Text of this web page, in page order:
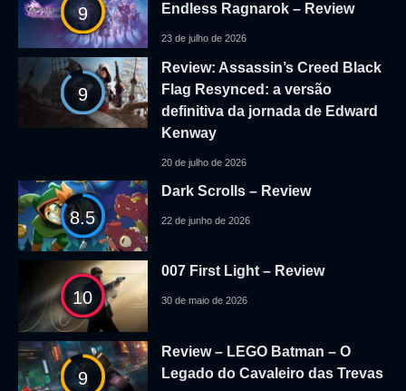
9
Endless Ragnarok – Review
23 de julho de 2026
9
Review: Assassin’s Creed Black
Flag Resynced: a versão
definitiva da jornada de Edward
Kenway
20 de julho de 2026
8.5
Dark Scrolls – Review
22 de junho de 2026
10
007 First Light – Review
30 de maio de 2026
9
Review – LEGO Batman – O
Legado do Cavaleiro das Trevas